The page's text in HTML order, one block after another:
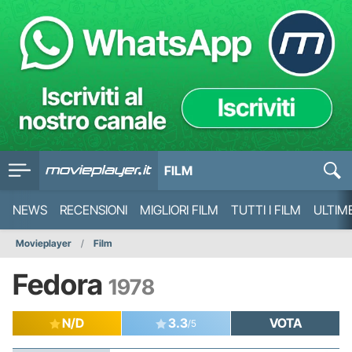
FILM
NEWS RECENSIONI MIGLIORI FILM TUTTI I FILM
Movieplayer Film
Fedora 1978
N/D 3.3/5 VOTA